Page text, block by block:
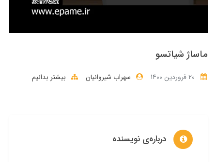
ماساژ شیاتسو
سهراب شیروانیان بیشتر بدانیم
درباره‌ی نویسنده